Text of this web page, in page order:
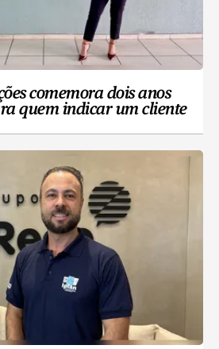
comemora dois anos
quem indicar um cliente